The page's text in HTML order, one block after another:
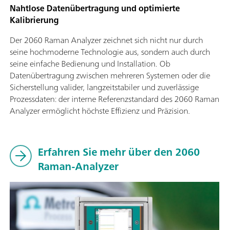
Nahtlose Datenübertragung und optimierte
Kalibrierung
Der 2060 Raman Analyzer zeichnet sich nicht nur durch
seine hochmoderne Technologie aus, sondern auch durch
seine einfache Bedienung und Installation. Ob
Datenübertragung zwischen mehreren Systemen oder die
Sicherstellung valider, langzeitstabiler und zuverlässige
Prozessdaten: der interne Referenzstandard des 2060 Raman
Analyzer ermöglicht höchste Effizienz und Präzision.
Erfahren Sie mehr über den 2060
Raman-Analyzer